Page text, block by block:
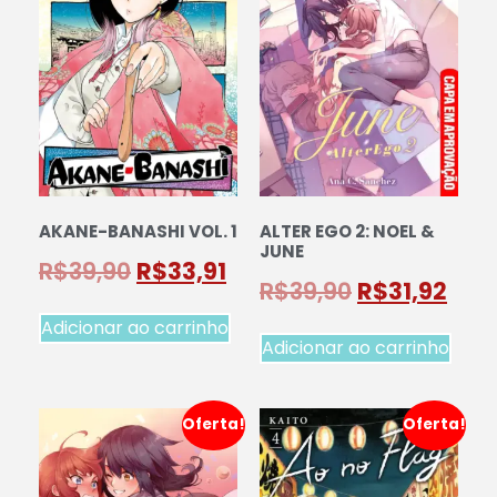
AKANE-BANASHI VOL. 1
R$39,90 R$33,91
Adicionar ao carrinho
ALTER EGO 2: NOEL &
JUNE
R$39,90 R$31,92
Adicionar ao carrinho
Oferta! Oferta!